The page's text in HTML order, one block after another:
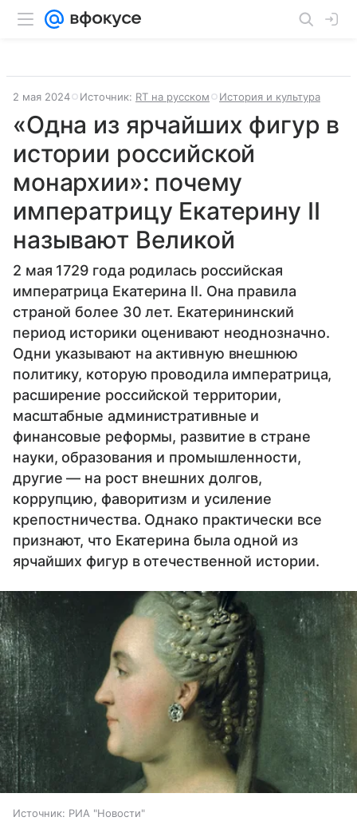
2 мая 2024 Источник: RT на русском История и культура
«Одна из ярчайших фигур в
истории российской
монархии»: почему
императрицу Екатерину II
называют Великой
2 мая 1729 года родилась российская
императрица Екатерина II. Она правила
страной более 30 лет. Екатерининский
период историки оценивают неоднозначно.
Одни указывают на активную внешнюю
политику, которую проводила императрица,
расширение российской территории,
масштабные административные и
финансовые реформы, развитие в стране
науки, образования и промышленности,
другие — на рост внешних долгов,
коррупцию, фаворитизм и усиление
крепостничества. Однако практически все
признают, что Екатерина была одной из
ярчайших фигур в отечественной истории.
Источник: РИА "Новости"